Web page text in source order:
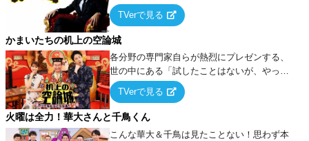
ーム』をベースに、大喜利・ギャグ・モノボ
ケ・歌…など様々なお題で芸人がショートネ
タを競い合う！
TVerで見る
かまいたちの机上の空論城
各分野の専門家自らが熱烈にプレゼンする、
世の中にある「試したことはないが、やって
みたらこうなる！…ハズ」という“机上の空
論”に若手芸人らがカラダを張って挑む！
TVerで見る
火曜は全力！華大さんと千鳥くん
こんな華大＆千鳥は見たことない！思わず本